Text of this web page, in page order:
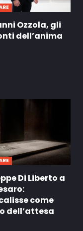
Ozzola, gli
dell’anima
Di Liberto a
come
dell’attesa